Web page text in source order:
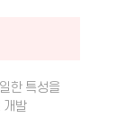
한 특성을
개발